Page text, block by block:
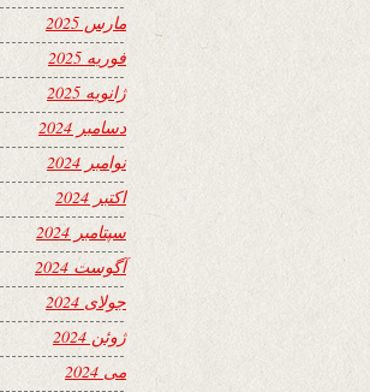
مارس 2025
فوریه 2025
ژانویه 2025
دسامبر 2024
نوامبر 2024
اکتبر 2024
سپتامبر 2024
آگوست 2024
جولای 2024
ژوئن 2024
می 2024